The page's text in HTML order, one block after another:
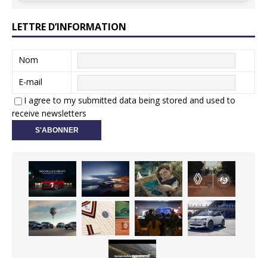
LETTRE D’INFORMATION
Nom
E-mail
I agree to my submitted data being stored and used to
receive newsletters